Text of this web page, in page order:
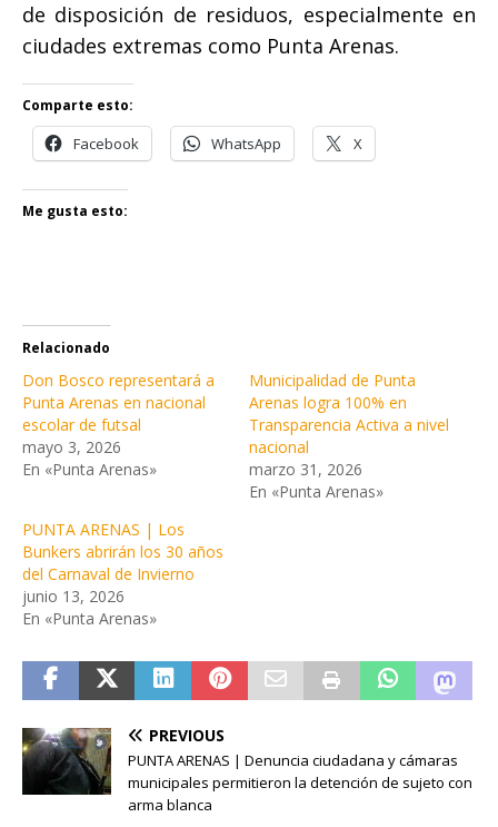
de disposición de residuos, especialmente en
ciudades extremas como Punta Arenas.
Comparte esto:
Facebook WhatsApp X
Me gusta esto:
Relacionado
Don Bosco representará a
Punta Arenas en nacional
escolar de futsal
mayo 3, 2026
En «Punta Arenas»
Municipalidad de Punta
Arenas logra 100% en
Transparencia Activa a nivel
nacional
marzo 31, 2026
En «Punta Arenas»
PUNTA ARENAS | Los
Bunkers abrirán los 30 años
del Carnaval de Invierno
junio 13, 2026
En «Punta Arenas»
PREVIOUS
PUNTA ARENAS | Denuncia ciudadana y cámaras
municipales permitieron la detención de sujeto con
arma blanca